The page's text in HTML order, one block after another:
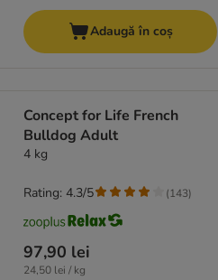
Adaugă în coș
Concept for Life French
Bulldog Adult
4 kg
97,90 lei
24,50 lei / kg
Rating: 4.3/5 (143)